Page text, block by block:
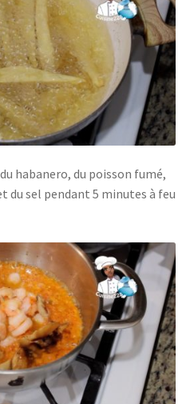
habanero, du poisson fumé,
du sel pendant 5 minutes à feu